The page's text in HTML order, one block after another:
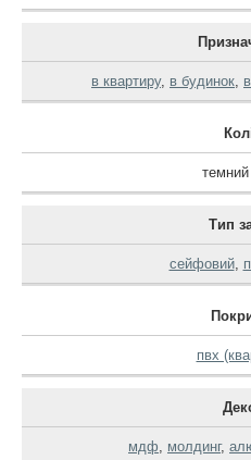
в квартиру, в будинок,
темний
Тип
сейфовий,
пвх
мдф, молдинг,